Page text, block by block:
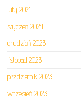
luty 2024
styczeń 2024
grudzień 2023
listopad 2023
październik 2023
wrzesień 2023